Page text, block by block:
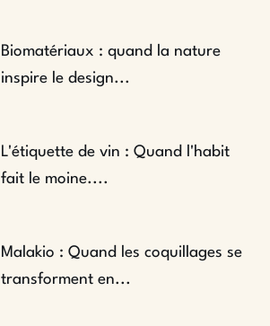
Biomatériaux : quand la nature
inspire le design...
L'étiquette de vin : Quand l'habit
fait le moine....
Malakio : Quand les coquillages se
transforment en...